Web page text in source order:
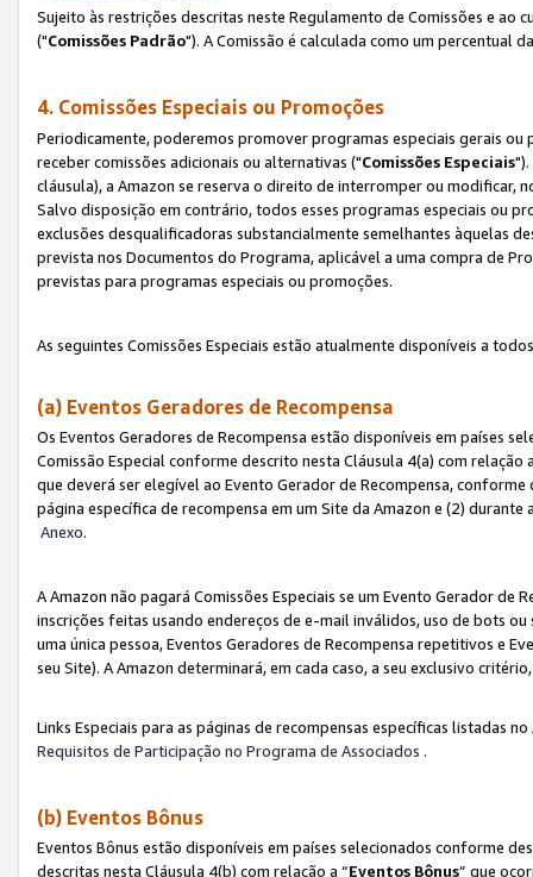
Sujeito às restrições descritas neste Regulamento de Comissões e ao
("Comissões Padrão"). A Comissão é calculada como um percentual
4. Comissões Especiais ou Promoções
Periodicamente, poderemos promover programas especiais gerais
receber comissões adicionais ou alternativas ("Comissões Especiais
cláusula), a Amazon se reserva o direito de interromper ou
Salvo disposição em contrário, todos esses programas especiais ou
exclusões desqualificadoras substancialmente semelhantes àquelas
prevista nos Documentos do Programa, aplicável a uma compra de
previstas para programas especiais ou promoções.
As seguintes Comissões Especiais estão atualmente disponíveis a
(a) Eventos Geradores de Recompensa
Os Eventos Geradores de Recompensa estão disponíveis em países
Comissão Especial conforme descrito nesta Cláusula 4(a) com relação
que deverá ser elegível ao Evento Gerador de Recompensa,
página específica de recompensa em um Site da Amazon e (2)
Anexo.
A Amazon não pagará Comissões Especiais se um Evento Gerador
inscrições feitas usando endereços de e-mail inválidos, uso de bots
uma única pessoa, Eventos Geradores de Recompensa repetitivos e
seu Site). A Amazon determinará, em cada caso, a seu exclusivo
Links Especiais para as páginas de recompensas específicas listadas no
Requisitos de Participação no Programa de Associados .
(b) Eventos Bônus
Eventos Bônus estão disponíveis em países selecionados conforme
descritas nesta Cláusula 4(b) com relação a “Eventos Bônus” que